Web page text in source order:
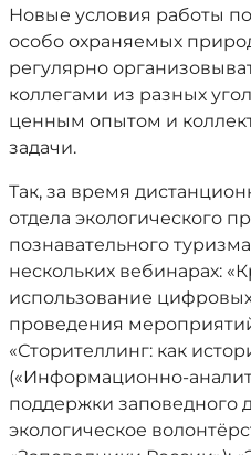
Новые условия работы
особо охраняемых
регулярно
коллегами из разных
ценным опытом и
задачи.
Так, за время
отдела экологического
познавательного
нескольких вебинарах:
использование
проведения
«Сторителлинг: как
(«Информационно-
поддержки заповедного
экологическое